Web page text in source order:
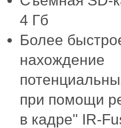
4 Гб
Более
нахождение
при помощи
в кадре" IR-